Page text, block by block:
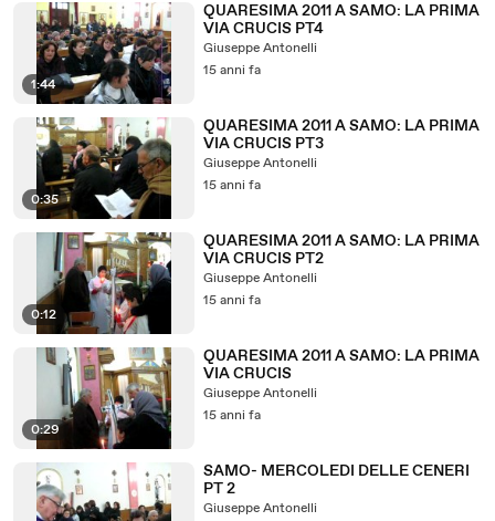
1:44
QUARESIMA 2011 A SAMO: LA PRIMA
VIA CRUCIS PT4
Giuseppe Antonelli
15 anni fa
0:35
QUARESIMA 2011 A SAMO: LA PRIMA
VIA CRUCIS PT3
Giuseppe Antonelli
15 anni fa
0:12
QUARESIMA 2011 A SAMO: LA PRIMA
VIA CRUCIS PT2
Giuseppe Antonelli
15 anni fa
0:29
QUARESIMA 2011 A SAMO: LA PRIMA
VIA CRUCIS
Giuseppe Antonelli
15 anni fa
SAMO- MERCOLEDI DELLE CENERI
PT 2
Giuseppe Antonelli